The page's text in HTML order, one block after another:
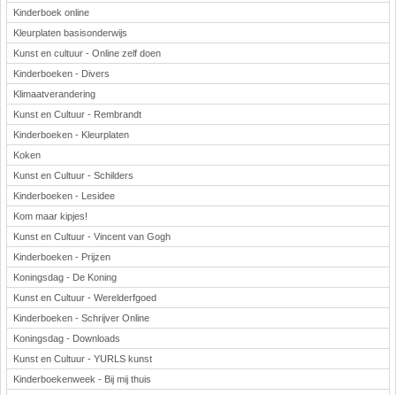
Kinderboek online
Kleurplaten basisonderwijs
Kunst en cultuur - Online zelf doen
Kinderboeken - Divers
Klimaatverandering
Kunst en Cultuur - Rembrandt
Kinderboeken - Kleurplaten
Koken
Kunst en Cultuur - Schilders
Kinderboeken - Lesidee
Kom maar kipjes!
Kunst en Cultuur - Vincent van Gogh
Kinderboeken - Prijzen
Koningsdag - De Koning
Kunst en Cultuur - Werelderfgoed
Kinderboeken - Schrijver Online
Koningsdag - Downloads
Kunst en Cultuur - YURLS kunst
Kinderboekenweek - Bij mij thuis